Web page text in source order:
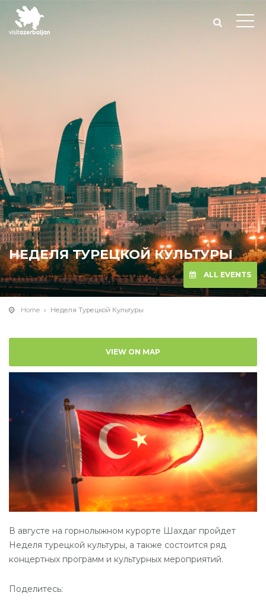
НЕДЕЛЯ ТУРЕЦКОЙ КУЛЬТУРЫ
ALL EVENTS
Home Неделя Турецкой Культуры
VIEW ON MAP
В августе на горнолыжном курорте Шахдаг пройдет
Неделя турецкой культуры, а также состоится ряд
концертных программ и культурных мероприятий.
Поделитесь: